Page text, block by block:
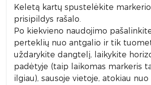
Keletą kartų spustelėkite markerio
prisipildys rašalo.
Po kiekvieno naudojimo
perteklių nuo antgalio ir tik
uždarykite dangtelį, laikykite
padėtyje (taip laikomas markeris
ilgiau), sausoje vietoje, atokiau nuo